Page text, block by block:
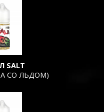
SALT
СО ЛЬДОМ)